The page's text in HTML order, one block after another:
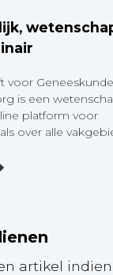
voor
is een
platform voor
over alle
artikel